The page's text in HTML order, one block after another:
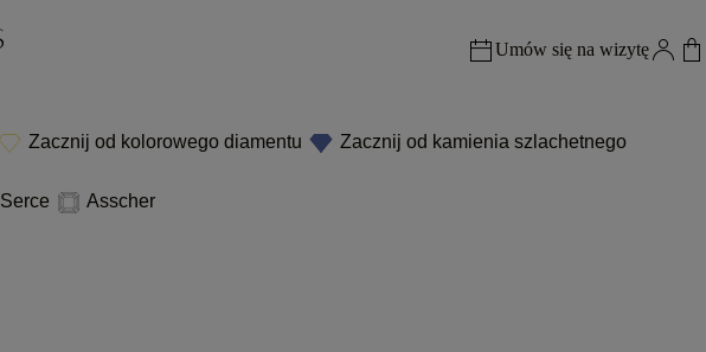
Umów się na wizytę
Zacznij od kolorowego diamentu
Zacznij od kamienia szlachetnego
Serce
Asscher